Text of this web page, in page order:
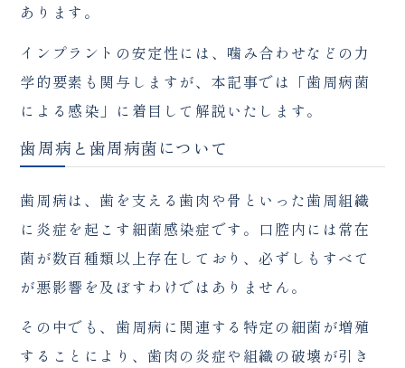
あります。
インプラントの安定性には、噛み合わせなどの力
学的要素も関与しますが、本記事では「歯周病菌
による感染」に着目して解説いたします。
歯周病と歯周病菌について
歯周病は、歯を支える歯肉や骨といった歯周組織
に炎症を起こす細菌感染症です。口腔内には常在
菌が数百種類以上存在しており、必ずしもすべて
が悪影響を及ぼすわけではありません。
その中でも、歯周病に関連する特定の細菌が増殖
することにより、歯肉の炎症や組織の破壊が引き